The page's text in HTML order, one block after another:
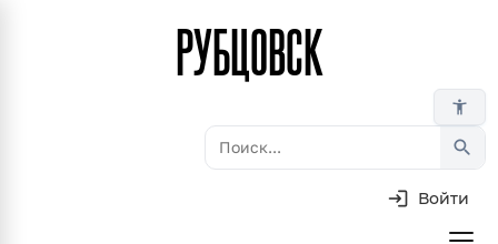
РУБЦОВСК
accessibility_new
search
Войти